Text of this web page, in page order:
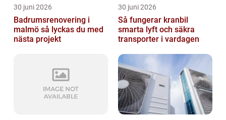
30 juni 2026
Badrumsrenovering i
malmö så lyckas du med
nästa projekt
30 juni 2026
Så fungerar kranbil
smarta lyft och säkra
transporter i vardagen